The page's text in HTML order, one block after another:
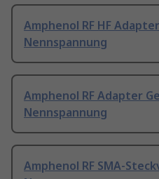
Amphenol RF HF
Nennspannung
Amphenol RF Adapter
Nennspannung
Amphenol RF SMA-